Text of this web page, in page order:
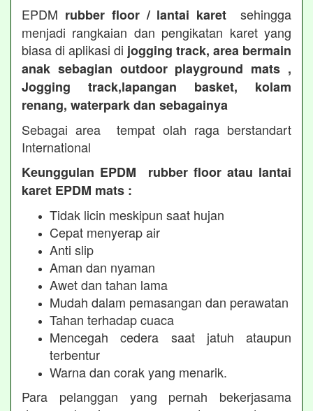
EPDM rubber floor / lantai karet sehingga
menjadi rangkaian dan pengikatan karet yang
biasa di aplikasi di jogging track, area bermain
anak sebagian outdoor playground mats ,
Jogging track,lapangan basket, kolam
renang, waterpark dan sebagainya
Sebagai area tempat olah raga berstandart
International
Keunggulan EPDM rubber floor atau lantai
karet EPDM mats :
Tidak licin meskipun saat hujan
Cepat menyerap air
Anti slip
Aman dan nyaman
Awet dan tahan lama
Mudah dalam pemasangan dan perawatan
Tahan terhadap cuaca
Mencegah cedera saat jatuh ataupun
terbentur
Warna dan corak yang menarik.
Para pelanggan yang pernah bekerjasama